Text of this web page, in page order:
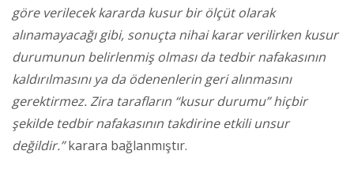
göre verilecek kararda kusur bir ölçüt olarak
alınamayacağı gibi, sonuçta nihai karar verilirken kusur
durumunun belirlenmiş olması da tedbir nafakasının
kaldırılmasını ya da ödenenlerin geri alınmasını
gerektirmez. Zira tarafların “kusur durumu” hiçbir
şekilde tedbir nafakasının takdirine etkili unsur
değildir.”karara bağlanmıştır.